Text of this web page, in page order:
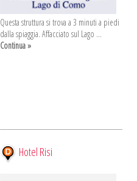
Questa struttura si trova a 3 minuti a piedi
dalla spiaggia. Affacciato sul Lago ...
Continua »
Hotel Risi